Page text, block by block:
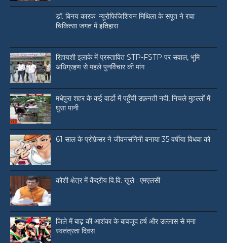
डॉ. बिनय कारक: न्यूरोफिजिशियन मिथिला के सपूत ने रचा
चिकित्सा जगत में इतिहास
रिहायशी इलाके में प्रस्तावित STP-FSTP पर सवाल, भूमि
अधिग्रहण से पहले पुनर्विचार की मांग
मधेपुरा शहर के कई वार्डो में पहुँची उफ़नती नदी, निचले मुहल्लों में
घुसा पानी
61 साल के प्रोफ़ेसर ने जीवनसंगिनी बनाया 35 वर्षीया विधवा को
कोशी क्षेत्र में केंद्रीय वि.वि. खुले : एमएलसी
जिले में बाढ़ की आशंका के बावजूद हर्ष और उल्लास से मना
स्वतंत्रता दिवस